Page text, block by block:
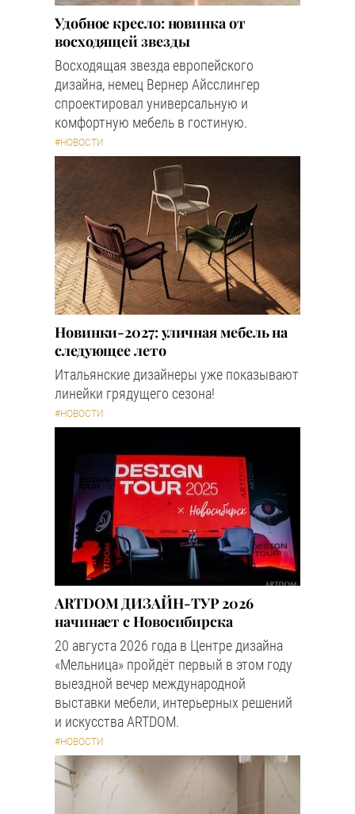
Удобное кресло: новинка от
восходящей звезды
Восходящая звезда европейского
дизайна, немец Вернер Айсслингер
спроектировал универсальную и
комфортную мебель в гостиную.
#НОВОСТИ
Новинки-2027: уличная мебель на
следующее лето
Итальянские дизайнеры уже показывают
линейки грядущего сезона!
#НОВОСТИ
ARTDOM ДИЗАЙН-ТУР 2026
начинает с Новосибирска
20 августа 2026 года в Центре дизайна
«Мельница» пройдёт первый в этом году
выездной вечер международной
выставки мебели, интерьерных решений
и искусства ARTDOM.
#НОВОСТИ